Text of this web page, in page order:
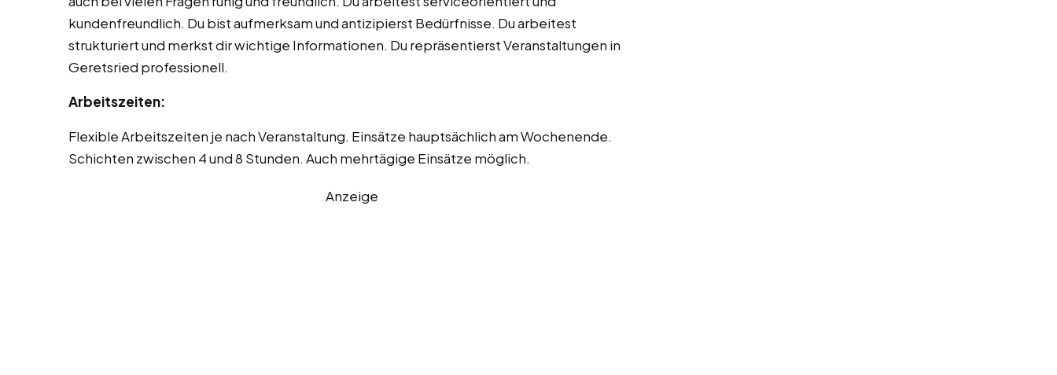
kundenfreundlich. Du bist aufmerksam und antizipierst Bedürfnisse. Du arbeitest
strukturiert und merkst dir wichtige Informationen. Du repräsentierst Veranstaltungen in
Geretsried professionell.
Arbeitszeiten:
Flexible Arbeitszeiten je nach Veranstaltung. Einsätze hauptsächlich am Wochenende.
Schichten zwischen 4 und 8 Stunden. Auch mehrtägige Einsätze möglich.
Anzeige